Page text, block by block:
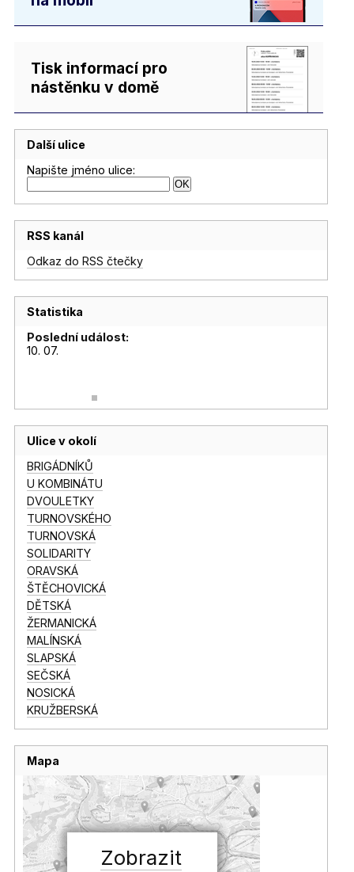
Tisk informací pro
nástěnku v domě
Další ulice
Napište jméno ulice:
RSS kanál
Odkaz do RSS čtečky
Statistika
Poslední událost:
10. 07.
Ulice v okolí
BRIGÁDNÍKŮ
U KOMBINÁTU
DVOULETKY
TURNOVSKÉHO
TURNOVSKÁ
SOLIDARITY
ORAVSKÁ
ŠTĚCHOVICKÁ
DĚTSKÁ
ŽERMANICKÁ
MALÍNSKÁ
SLAPSKÁ
SEČSKÁ
NOSICKÁ
KRUŽBERSKÁ
Mapa
Zobrazit